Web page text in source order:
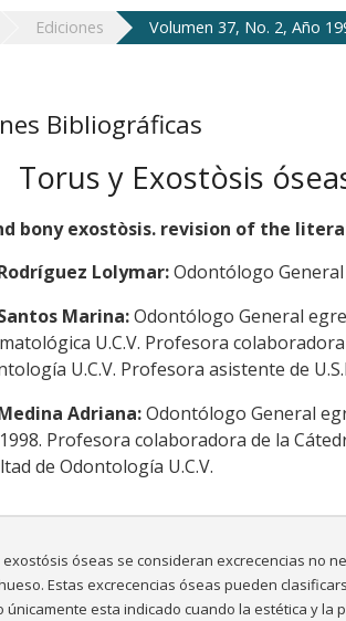
Ediciones Volumen 37, No. 2, Año
Bibliográficas
Torus y Exostòsis
bony exostòsis. revision of the
Lolymar:Odontólogo General
Marina:Odontólogo General
U.C.V. Profesora
U.C.V. Profesora asistente de
Adriana:Odontólogo General
Profesora colaboradora de la
de Odontología U.C.V.
exostósis óseas se consideran excrecencias no
Estas excrecencias óseas pueden
únicamente esta indicado cuando la estética y